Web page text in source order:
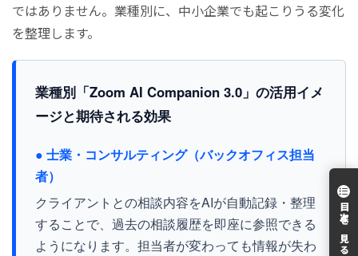
目次を見る
ではありません。業種別に、中小企業でも起こりうる変化
を整理します。
業種別「Zoom AI Companion 3.0」の活用イメ
ージと期待される効果
● 士業・コンサルティング（バックオフィス担当
者）
クライアントとの相談内容をAIが自動記録・整理
することで、過去の相談履歴を即座に参照できる
ようになります。担当者が変わっても情報が失わ